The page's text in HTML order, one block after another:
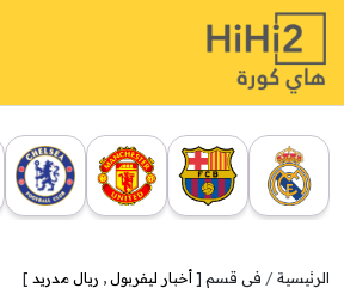
الرئيسية في قسم [ أخبار ليفربول , ريال مدريد ]